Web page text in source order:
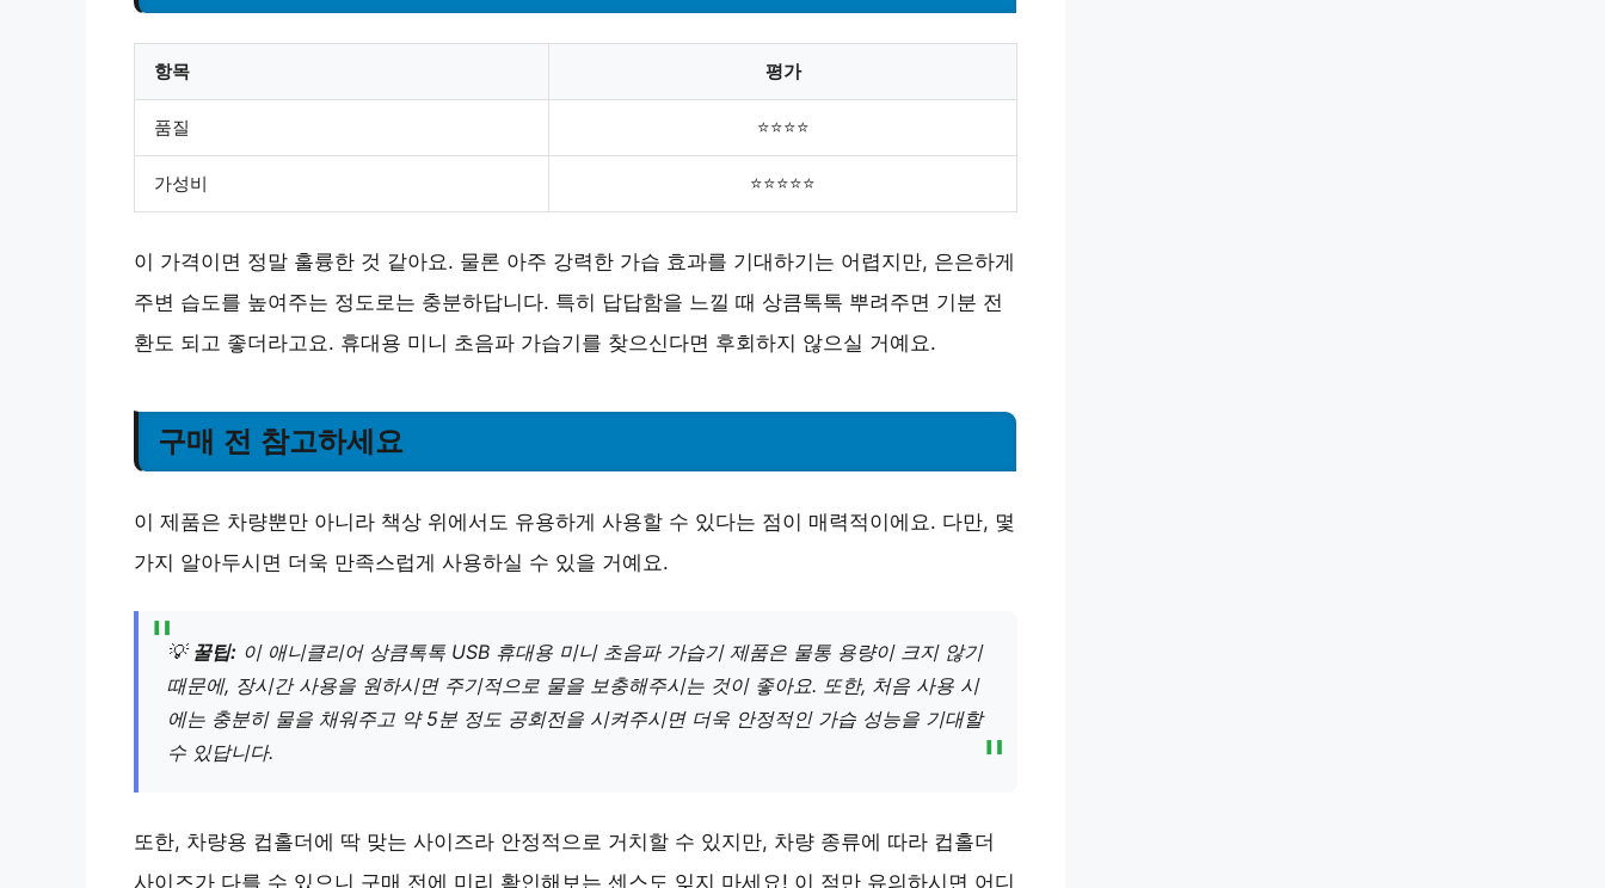
항목 평가
품질 ⭐⭐⭐⭐
가성비 ⭐⭐⭐⭐⭐
이 가격이면 정말 훌륭한 것 같아요. 물론 아주 강력한 가습 효과를 기대하기는 어렵지만, 은은하게
주변 습도를 높여주는 정도로는 충분하답니다. 특히 답답함을 느낄 때 상큼톡톡 뿌려주면 기분 전
환도 되고 좋더라고요. 휴대용 미니 초음파 가습기를 찾으신다면 후회하지 않으실 거예요.
구매 전 참고하세요
이 제품은 차량뿐만 아니라 책상 위에서도 유용하게 사용할 수 있다는 점이 매력적이에요. 다만, 몇
가지 알아두시면 더욱 만족스럽게 사용하실 수 있을 거예요.
💡 꿀팁: 이 애니클리어 상큼톡톡 USB 휴대용 미니 초음파 가습기 제품은 물통 용량이 크지 않기
때문에, 장시간 사용을 원하시면 주기적으로 물을 보충해주시는 것이 좋아요. 또한, 처음 사용 시
에는 충분히 물을 채워주고 약 5분 정도 공회전을 시켜주시면 더욱 안정적인 가습 성능을 기대할
수 있답니다.
또한, 차량용 컵홀더에 딱 맞는 사이즈라 안정적으로 거치할 수 있지만, 차량 종류에 따라 컵홀더
사이즈가 다를 수 있으니 구매 전에 미리 확인해보는 센스도 잊지 마세요! 이 점만 유의하시면 어디